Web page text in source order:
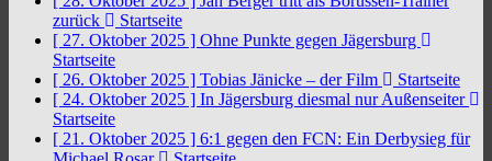
zurück
Startseite
[ 27. Oktober 2025 ] Ohne Punkte gegen Jägersburg
Startseite
[ 26. Oktober 2025 ] Tobias Jänicke – der Film
Startseite
[ 24. Oktober 2025 ] In Jägersburg diesmal nur Außenseiter
Startseite
[ 21. Oktober 2025 ] 6:1 gegen den FCN: Ein Derbysieg für